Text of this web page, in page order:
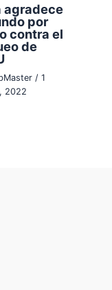
agradece
por
contra el
de
/ 1
2022